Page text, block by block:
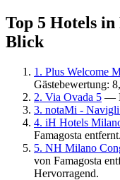
Top 5 Hotels in
Blick
1. Plus Welcome
Gästebewertung:
2. Via Ovada 5 —
3. notaMi -
4. iH Hotels
Famagosta
5. NH Milano
von Famagosta
Hervorragend.